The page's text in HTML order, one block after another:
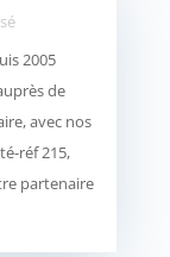
2005
de
avec nos
réf 215,
partenaire